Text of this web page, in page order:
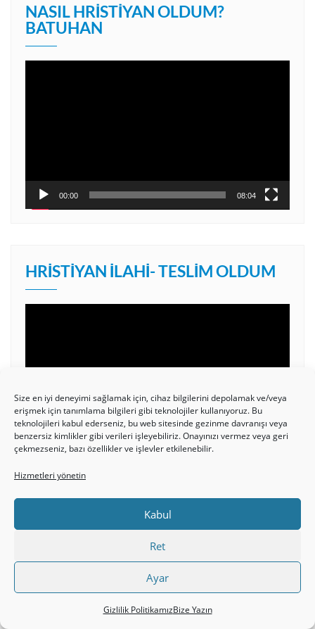
Size en iyi deneyimi sağlamak için, cihaz bilgilerini depolamak ve/veya
erişmek için tanımlama bilgileri gibi teknolojiler kullanıyoruz. Bu
teknolojileri kabul ederseniz, bu web sitesinde gezinme davranışı veya
benzersiz kimlikler gibi verileri işleyebiliriz. Onayınızı vermez veya geri
çekmezseniz, bazı özellikler ve işlevler etkilenebilir.
Hizmetleri yönetin
Kabul
Ret
Ayar
Gizlilik PolitikamızBize Yazın
NASIL HRISTIYAN OLDUM?
BATUHAN
00:00 08:04
HRISTIYAN İLAHI- TESLIM OLDUM
00:00 06:54
İSA MESIH FILM İZLE